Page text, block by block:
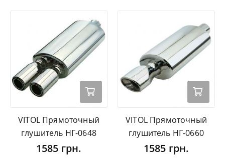
VITOL Прямоточный
глушитель НГ-0648
1585 грн.
VITOL Прямоточный
глушитель НГ-0660
1585 грн.